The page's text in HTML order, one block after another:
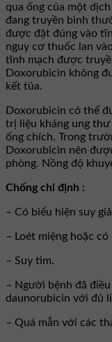
qua ống của một
đang truyền bình
được đặt đúng vào
nguy cơ thuốc lan
tĩnh mạch được
Doxorubicin không
kết tủa.
Doxorubicin có thể
trị liệu kháng ung
ống chích. Trong
Doxorubicin nên
phòng. Nồng độ
Chống chỉ định :
– Có biểu hiện suy
– Loét miệng hoặc
– Suy tim.
– Người bệnh đã
daunorubicin với đủ
– Quá mẫn với các